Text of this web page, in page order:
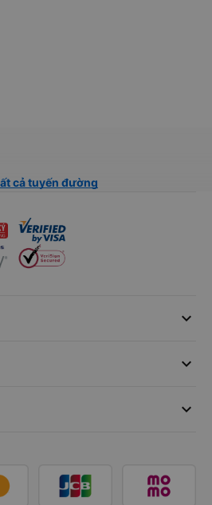
cả tuyến đường
keyboard_arrow_down
keyboard_arrow_down
keyboard_arrow_down